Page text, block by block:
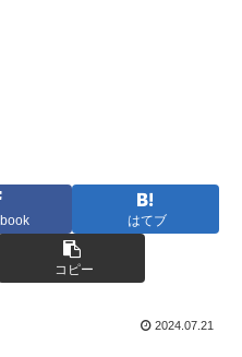
はてブ
コピー
2024.07.21